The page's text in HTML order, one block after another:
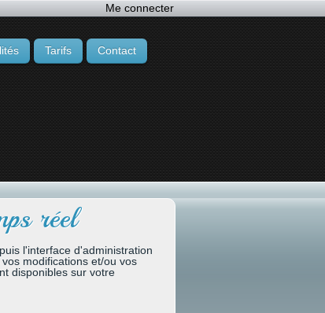
Me connecter
Tarifs Contact
réel
l'interface d'administration
modifications et/ou vos
disponibles sur votre